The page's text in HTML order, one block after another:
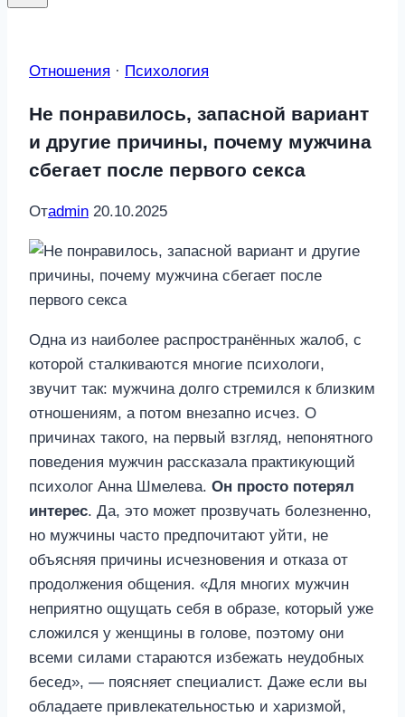
Отношения · Психология
Не понравилось, запасной вариант
и другие причины, почему мужчина
сбегает после первого секса
Отadmin 20.10.2025
Одна из наиболее распространённых жалоб, с
которой сталкиваются многие психологи,
звучит так: мужчина долго стремился к близким
отношениям, а потом внезапно исчез. О
причинах такого, на первый взгляд, непонятного
поведения мужчин рассказала практикующий
психолог Анна Шмелева. Он просто потерял
интерес. Да, это может прозвучать болезненно,
но мужчины часто предпочитают уйти, не
объясняя причины исчезновения и отказа от
продолжения общения. «Для многих мужчин
неприятно ощущать себя в образе, который уже
сложился у женщины в голове, поэтому они
всеми силами стараются избежать неудобных
бесед», — поясняет специалист. Даже если вы
обладаете привлекательностью и харизмой,